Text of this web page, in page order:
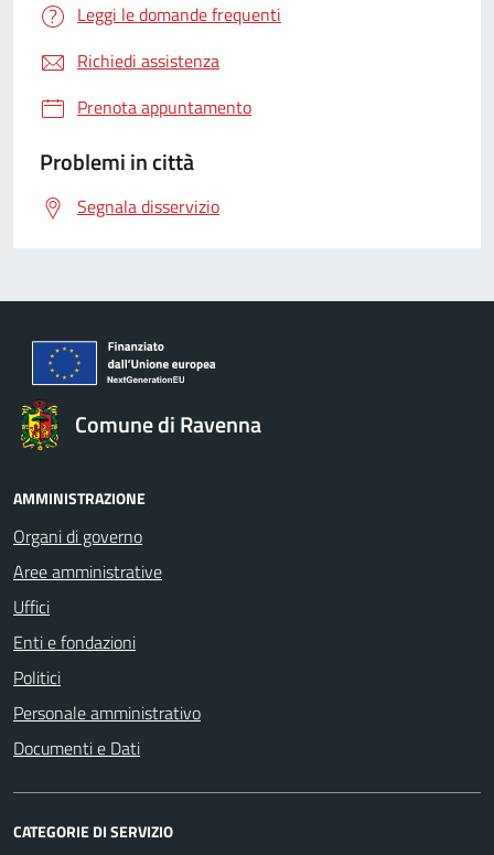
Leggi le domande frequenti
Richiedi assistenza
Prenota appuntamento
Problemi in città
Segnala disservizio
Comune di Ravenna
AMMINISTRAZIONE
Organi di governo
Aree amministrative
Uffici
Enti e fondazioni
Politici
Personale amministrativo
Documenti e Dati
CATEGORIE DI SERVIZIO